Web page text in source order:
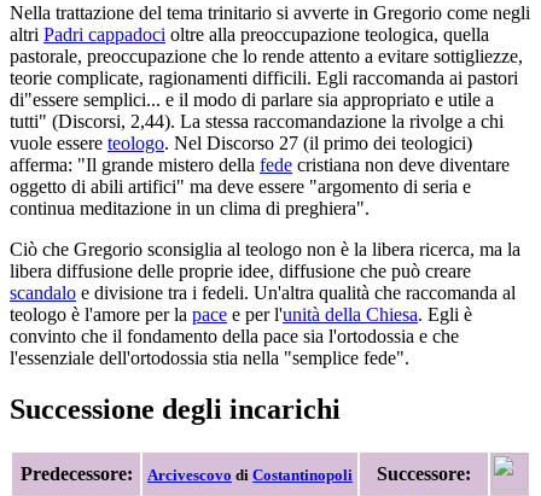
Nella trattazione del tema trinitario si avverte in Gregorio come negli
altri Padri cappadoci oltre alla preoccupazione teologica, quella
pastorale, preoccupazione che lo rende attento a evitare sottigliezze,
teorie complicate, ragionamenti difficili. Egli raccomanda ai pastori
di"essere semplici... e il modo di parlare sia appropriato e utile a
tutti" (Discorsi, 2,44). La stessa raccomandazione la rivolge a chi
vuole essere teologo. Nel Discorso 27 (il primo dei teologici)
afferma: "Il grande mistero della fede cristiana non deve diventare
oggetto di abili artifici" ma deve essere "argomento di seria e
continua meditazione in un clima di preghiera".
Ciò che Gregorio sconsiglia al teologo non è la libera ricerca, ma la
libera diffusione delle proprie idee, diffusione che può creare
scandalo e divisione tra i fedeli. Un'altra qualità che raccomanda al
teologo è l'amore per la pace e per l'unità della Chiesa. Egli è
convinto che il fondamento della pace sia l'ortodossia e che
l'essenziale dell'ortodossia stia nella "semplice fede".
Successione degli incarichi
Predecessore: Arcivescovo di Costantinopoli Successore: